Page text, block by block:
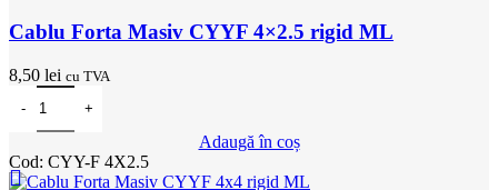
Cablu Forta Masiv CYYF 4×2.5 rigid ML
8,50 lei cu TVA
Cantitate Cablu Forta Masiv CYYF 4x2.5 rigid ML
Adaugă în coș
Cod: CYY-F 4X2.5